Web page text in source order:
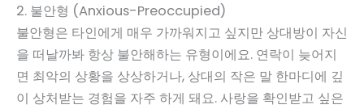
2. 불안형 (Anxious-Preoccupied)
불안형은 타인에게 매우 가까워지고 싶지만 상대방이 자신
을 떠날까봐 항상 불안해하는 유형이에요. 연락이 늦어지
면 최악의 상황을 상상하거나, 상대의 작은 말 한마디에 깊
이 상처받는 경험을 자주 하게 돼요. 사랑을 확인받고 싶은